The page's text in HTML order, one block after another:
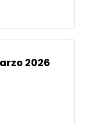
2026